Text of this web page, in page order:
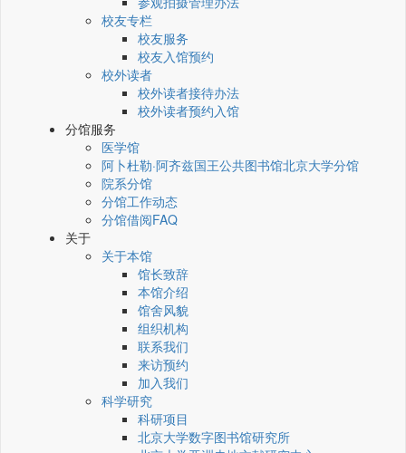
校友专栏
校友服务
校友入馆预约
校外读者
校外读者接待办法
校外读者预约入馆
分馆服务
医学馆
阿卜杜勒·阿齐兹国王公共图书馆北京大学分馆
院系分馆
分馆工作动态
分馆借阅FAQ
关于
关于本馆
馆长致辞
本馆介绍
馆舍风貌
组织机构
联系我们
来访预约
加入我们
科学研究
科研项目
北京大学数字图书馆研究所